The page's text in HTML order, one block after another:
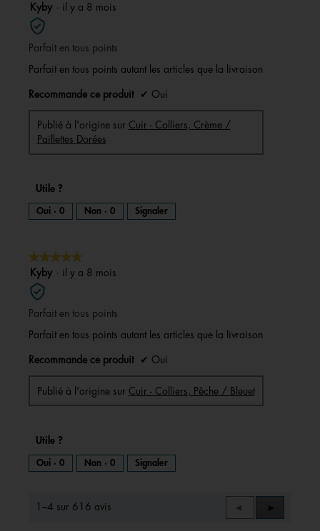
5
sur
5
étoiles.
Kyby · il y a 8 mois
Parfait en tous points
Parfait en tous points autant les articles que la livraison
Recommande ce produit ✔ Oui
Publié à l'origine sur Cuir - Colliers, Crème /
Paillettes Dorées
Utile ?
Oui · 0 Non · 0 Signaler
★★★★★
★★★★★
5
sur
5
étoiles.
Kyby · il y a 8 mois
Parfait en tous points
Parfait en tous points autant les articles que la livraison
Recommande ce produit ✔ Oui
Publié à l'origine sur Cuir - Colliers, Pêche / Bleuet
Utile ?
Oui · 0 Non · 0 Signaler
1–4 sur 616 avis
Précédent
Reviews
◄
Suivant
Reviews
►